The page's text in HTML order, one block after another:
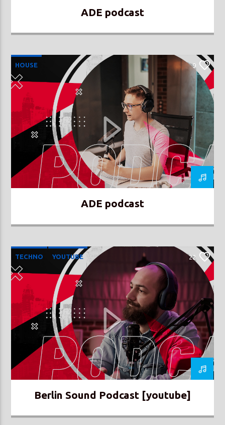
ADE podcast
HOUSE 9
ADE podcast
TECHNO YOUTUBE 22
Berlin Sound Podcast [youtube]